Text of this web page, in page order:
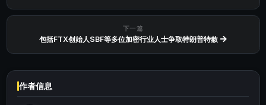
下一篇
包括FTX创始人SBF等多位加密行业人士争取特朗普特赦
作者信息